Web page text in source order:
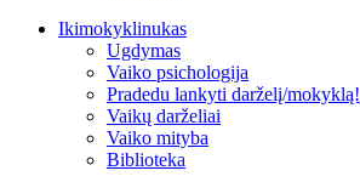
Ikimokyklinukas
Ugdymas
Vaiko psichologija
Pradedu lankyti darželį/mokyklą!
Vaikų darželiai
Vaiko mityba
Biblioteka